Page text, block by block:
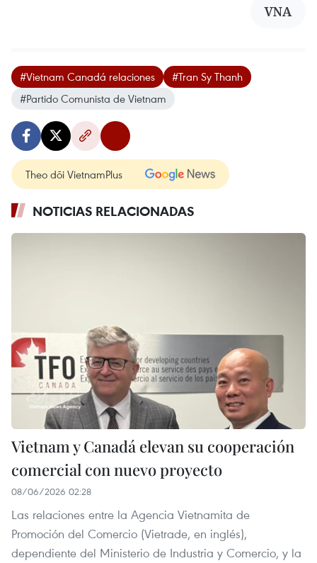
VNA
#Vietnam Canadá relaciones
#Tran Sy Thanh
#Partido Comunista de Vietnam
Theo dõi VietnamPlus
NOTICIAS RELACIONADAS
Vietnam y Canadá elevan su cooperación
comercial con nuevo proyecto
08/06/2026 02:28
Las relaciones entre la Agencia Vietnamita de
Promoción del Comercio (Vietrade, en inglés),
dependiente del Ministerio de Industria y Comercio, y la